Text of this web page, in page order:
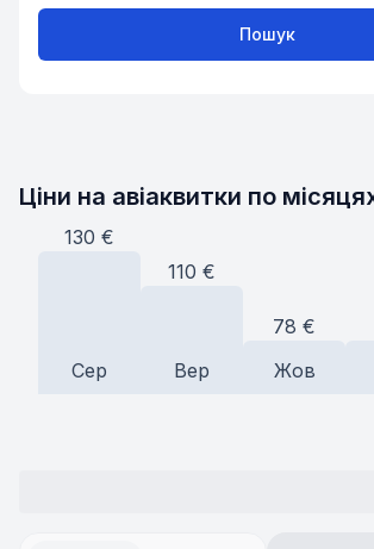
Пошук
Ціни на авіаквитки по
130 €
Сер
110 €
Вер
78 €
Жов